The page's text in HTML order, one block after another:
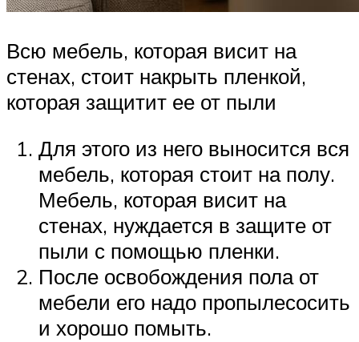
Всю мебель, которая висит на
стенах, стоит накрыть пленкой,
которая защитит ее от пыли
Для этого из него выносится вся
мебель, которая стоит на полу.
Мебель, которая висит на
стенах, нуждается в защите от
пыли с помощью пленки.
После освобождения пола от
мебели его надо пропылесосить
и хорошо помыть.